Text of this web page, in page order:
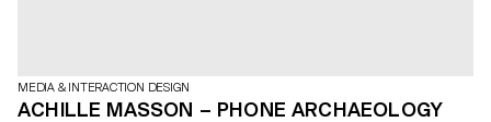
MEDIA & INTERACTION DESIGN
ACHILLE MASSON – PHONE ARCHAEOLOGY